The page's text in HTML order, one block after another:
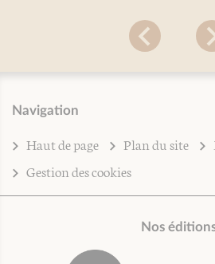
Navigation
Haut de page Plan du site
Gestion des cookies
Nos